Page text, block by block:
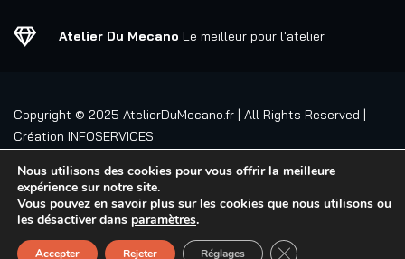
Atelier Du Mecano Le meilleur pour l'atelier
Copyright © 2025 AtelierDuMecano.fr | All Rights Reserved |
Création INFOSERVICES
Nous utilisons des cookies pour vous offrir la meilleure
expérience sur notre site.
Vous pouvez en savoir plus sur les cookies que nous utilisons ou
les désactiver dans paramètres.
Accepter Rejeter Réglages FERMER LA